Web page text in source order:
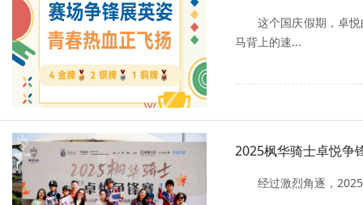
这个国庆假期，卓
马背上的速...
2025枫华骑士卓悦争
经过激烈角逐，